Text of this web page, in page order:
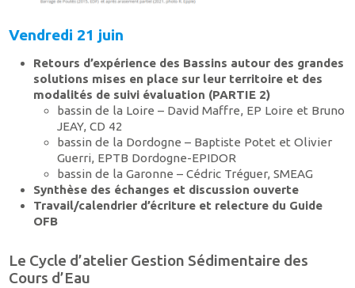
Vendredi 21 juin
Retours d’expérience des Bassins autour des grandes
solutions mises en place sur leur territoire et des
modalités de suivi évaluation (PARTIE 2)
bassin de la Loire – David Maffre, EP Loire et Bruno
JEAY, CD 42
bassin de la Dordogne – Baptiste Potet et Olivier
Guerri, EPTB Dordogne-EPIDOR
bassin de la Garonne – Cédric Tréguer, SMEAG
Synthèse des échanges et discussion ouverte
Travail/calendrier d’écriture et relecture du Guide
OFB
Le Cycle d’atelier Gestion Sédimentaire des
Cours d’Eau